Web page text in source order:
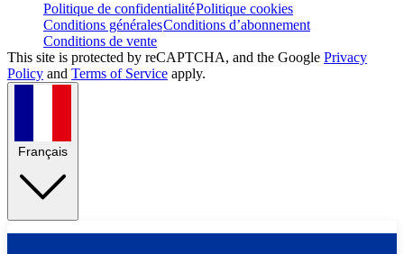
Politique de confidentialitéPolitique cookies
Conditions généralesConditions d’abonnement
Conditions de vente
This site is protected by reCAPTCHA, and the Google Privacy
Policy and Terms of Service apply.
Français